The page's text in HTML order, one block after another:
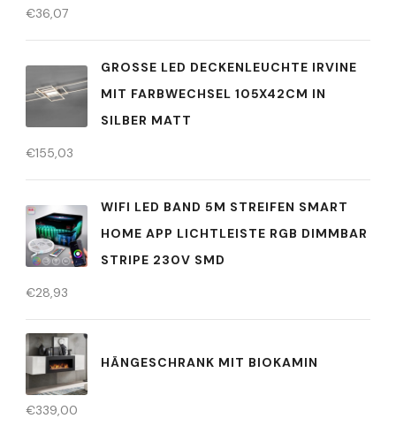
€36,07
GROSSE LED DECKENLEUCHTE IRVINE M
IT FARBWECHSEL 105X42CM IN S
ILBER MATT
€155,03
WIFI LED BAND 5M STREIFEN SMART
HOME APP LICHTLEISTE RGB DIMMBAR
STRIPE 230V SMD
€28,93
HÄNGESCHRANK MIT BIOKAMIN
€339,00